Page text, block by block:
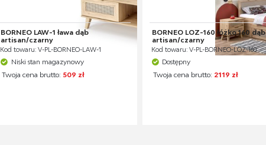
BORNEO LAW-1 ława dąb
artisan/czarny
Kod towaru: V-PL-BORNEO-LAW-1
Niski stan magazynowy
Twoja cena brutto: 509 zł
BORNEO LOZ-160 łóżko 160 dąb
artisan/czarny
Kod towaru: V-PL-BORNEO-LOZ-160
Dostępny
Twoja cena brutto: 2119 zł